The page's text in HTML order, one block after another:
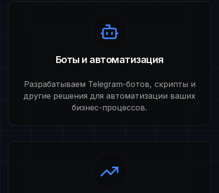
Боты и автоматизация
Разрабатываем Telegram-ботов, скрипты и
другие решения для автоматизации ваших
бизнес-процессов.